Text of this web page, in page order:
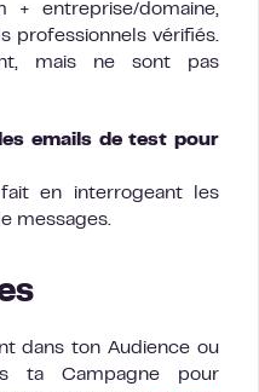
+ entreprise/domaine,
professionnels vérifiés.
mais ne sont pas
emails de test pour
en interrogeant les
messages.
dans ton Audience ou
ta Campagne pour